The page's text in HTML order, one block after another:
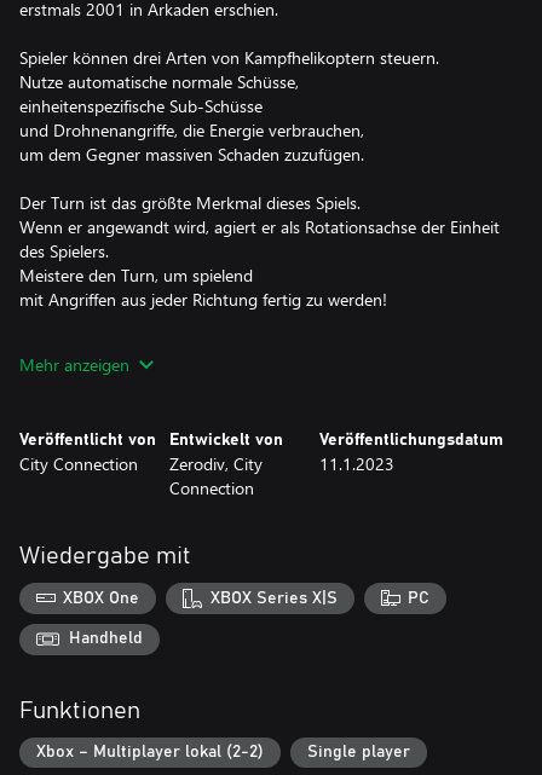
erstmals 2001 in Arkaden erschien.
Spieler können drei Arten von Kampfhelikoptern steuern.
Nutze automatische normale Schüsse,
einheitenspezifische Sub-Schüsse
und Drohnenangriffe, die Energie verbrauchen,
um dem Gegner massiven Schaden zuzufügen.
Der Turn ist das größte Merkmal dieses Spiels.
Wenn er angewandt wird, agiert er als Rotationsachse der Einheit
des Spielers.
Meistere den Turn, um spielend
mit Angriffen aus jeder Richtung fertig zu werden!
auffälligen Verwandlungsanimationen
Das Spiel beinhaltet Optionen, die du nach Belieben anpassen
kannst.
Wähle deine bevorzugte Schwierigkeit, max. Leben, max.
und mehr, um das Spiel genau passend für dich zu machen.
Vergiss nicht
die neuen Online-Rankings!
Hast du das Zeug, zum besten Zero Gunner der Welt zu werden?
Comanche
Sub-Schuss:
Partikel-Laser - Totale Auslöschung garantiert!
Mehr anzeigen
Veröffentlicht von
City Connection
Entwickelt von
Zerodiv, City
Connection
Veröffentlichungsdatum
11.1.2023
Wiedergabe mit
XBOX One XBOX Series X|S PC
Handheld
Funktionen
Xbox – Multiplayer lokal (2-2) Single player